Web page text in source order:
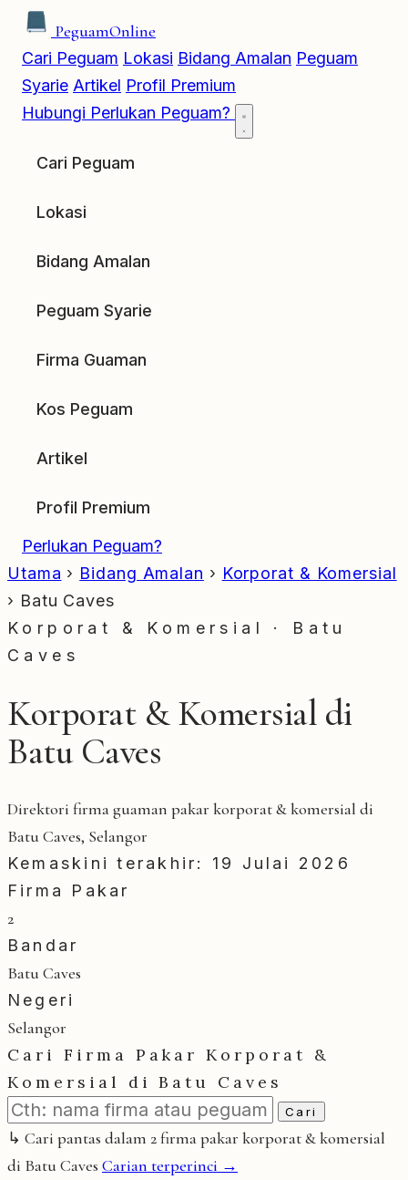
PeguamOnline
Cari Peguam Lokasi Bidang Amalan Peguam
Syarie Artikel Profil Premium
Hubungi Perlukan Peguam?
Cari Peguam
Lokasi
Bidang Amalan
Peguam Syarie
Firma Guaman
Kos Peguam
Artikel
Profil Premium
Perlukan Peguam?
Utama › Bidang Amalan › Korporat & Komersial
› Batu Caves
Korporat & Komersial · Batu
Caves
Korporat & Komersial di
Batu Caves
Direktori firma guaman pakar korporat & komersial di
Batu Caves, Selangor
Kemaskini terakhir: 19 Julai 2026
Firma Pakar
2
Bandar
Batu Caves
Negeri
Selangor
Cari Firma Pakar Korporat &
Komersial di Batu Caves
Cari
↳ Cari pantas dalam 2 firma pakar korporat & komersial
di Batu Caves Carian terperinci →